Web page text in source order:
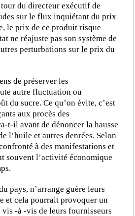
tour du directeur exécutif de
sur le flux inquiétant du prix
le prix de ce produit risque
ne réajuste pas son système de
perturbations sur le prix du
de préserver les
autre fluctuation ou
du sucre. Ce qu’on évite, c’est
aux procès des
t-il avant de dénoncer la hausse
l’huile et autres denrées. Selon
à des manifestations et
souvent l’activité économique
pays, n’arrange guère leurs
et cela pourrait provoquer un
vis -à -vis de leurs fournisseurs